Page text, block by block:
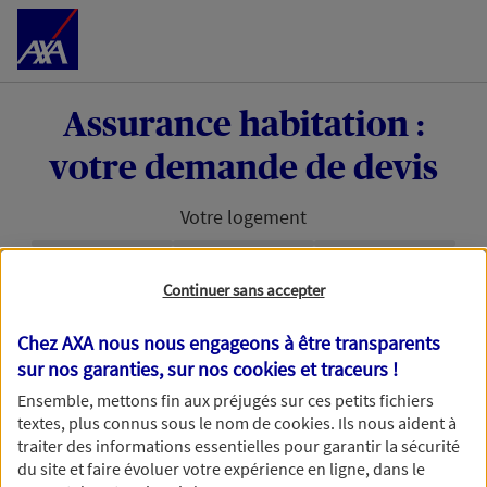
Accéder au Contenu
Assurance habitation :
votre demande de devis
Votre logement
Étape en cours :
nos conseillers de vous accompagner au mieux
dans votre projet d'assurance habitation, nous
avons besoin d'en savoir plus.
Continuer sans accepter
Chez AXA nous nous engageons à être transparents
sur nos garanties, sur noscookies et traceurs !
Ensemble, mettons fin aux préjugés sur ces petits fichiers
textes, plus connus sous le nom decookies. Ils nous aident à
traiter des informations essentielles pour garantir la sécurité
du site et faire évoluer votre expérience en ligne, dans le